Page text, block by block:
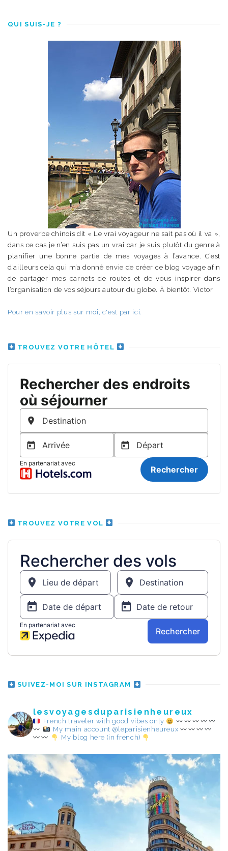
QUI SUIS-JE ?
Un proverbe chinois dit « Le vrai voyageur ne sait pas où il va »,
dans ce cas je n’en suis pas un vrai car je suis plutôt du genre à
planifier une bonne partie de mes voyages à l’avance. C’est
d’ailleurs cela qui m’a donné envie de créer ce blog voyage afin
de partager mes carnets de routes et de vous inspirer dans
l’organisation de vos séjours autour du globe. À bientôt. Victor
Pour en savoir plus sur moi, c'est par ici.
TROUVEZ VOTRE HÔTEL
TROUVEZ VOTRE VOL
SUIVEZ-MOI SUR INSTAGRAM
lesvoyagesduparisienheureux
French traveler with good vibes only
My main account @leparisienheureux
My blog here (in french)